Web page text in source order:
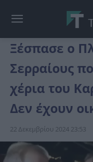
Ξέσπασε ο
Σερραίους
χέρια του
Δεν έχουν
22 Δεκεμβρίου 2024 23:53